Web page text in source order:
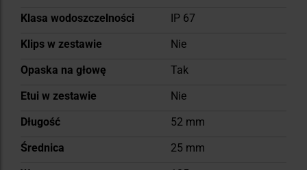
Klasa wodoszczelności
IP 67
Klips w zestawie
Nie
Opaska na głowę
Tak
Etui w zestawie
Nie
Długość
52 mm
Średnica
25 mm